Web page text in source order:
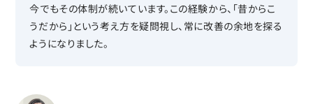
今でもその体制が続いています。この経験から、「昔からこ
うだから」という考え方を疑問視し、常に改善の余地を探る
ようになりました。